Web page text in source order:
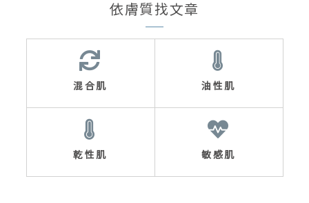
依膚質找文章
混合肌 油性肌
乾性肌 敏感肌